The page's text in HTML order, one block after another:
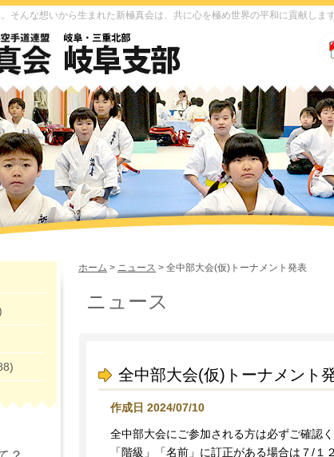
そんな想いから生まれた新極真会は、共に心を極め世界の平和に貢献します
ホーム > ニュース > 全中部大会(仮)トーナメント発表
ニュース
全中部大会(仮)トーナメント
作成日 2024/07/10
全中部大会にご参加される方は必ずご確認く
「階級」「名前」に訂正がある場合は７/１